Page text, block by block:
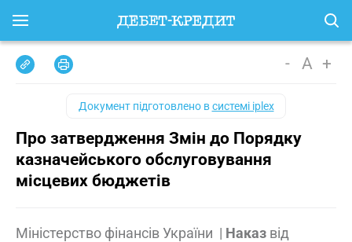
- A +
Документ підготовлено всистемі iplex
Про затвердження Змін до Порядку
казначейського обслуговування
місцевих бюджетів
Міністерство фінансів України | Наказ від